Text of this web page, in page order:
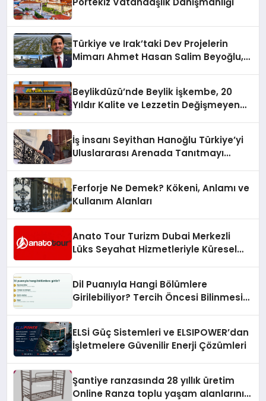
Türkiye ve Irak’taki Dev Projelerin
Mimarı Ahmet Hasan Salim Beyoğlu,
Hayata Geçirecek
Beylikdüzü’nde Beylik İşkembe, 20
Yıldır Kalite ve Lezzetin Değişmeyen
İş İnsanı Seyithan Hanoğlu Türkiye’yi
Uluslararası Arenada Tanıtmayı
Ferforje Ne Demek? Kökeni, Anlamı ve
Kullanım Alanları
Anato Tour Turizm Dubai Merkezli
Lüks Seyahat Hizmetleriyle Küresel
Dil Puanıyla Hangi Bölümlere
Girilebiliyor? Tercih Öncesi Bilinmesi
ELSİ Güç Sistemleri ve ELSIPOWER’dan
İşletmelere Güvenilir Enerji Çözümleri
Şantiye ranzasında 28 yıllık üretim
Online Ranza toplu yaşam alanlarını